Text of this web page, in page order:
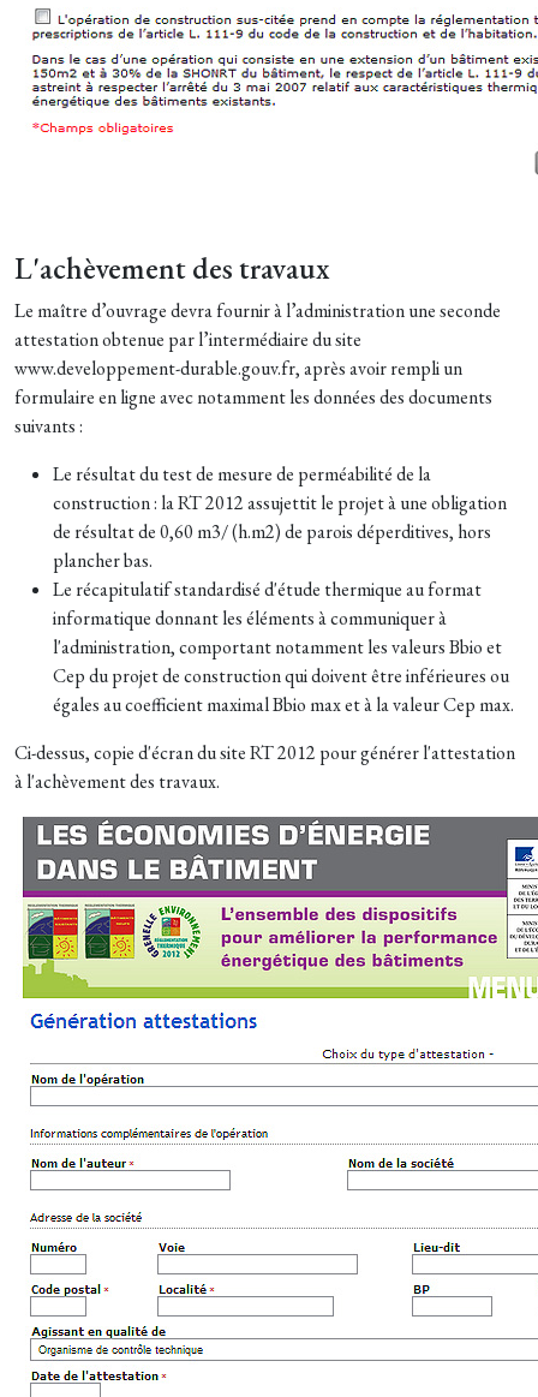
L'achèvement des travaux
Le maître d’ouvrage devra fournir à l’administration une seconde
attestation obtenue par l’intermédiaire du site
www.developpement-durable.gouv.fr, après avoir rempli un
formulaire en ligne avec notamment les données des documents
suivants :
Le résultat du test de mesure de perméabilité de la
construction : la RT 2012 assujettit le projet à une obligation
de résultat de 0,60 m3/ (h.m2) de parois déperditives, hors
plancher bas.
Le récapitulatif standardisé d'étude thermique au format
informatique donnant les éléments à communiquer à
l'administration, comportant notamment les valeurs Bbio et
Cep du projet de construction qui doivent être inférieures ou
égales au coefficient maximal Bbio max et à la valeur Cep max.
Ci-dessus, copie d'écran du site RT 2012 pour générer l'attestation
à l'achèvement des travaux.